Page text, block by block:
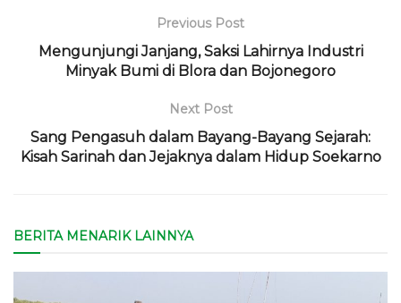
Previous Post
Mengunjungi Janjang, Saksi Lahirnya Industri
Minyak Bumi di Blora dan Bojonegoro
Next Post
Sang Pengasuh dalam Bayang-Bayang Sejarah:
Kisah Sarinah dan Jejaknya dalam Hidup Soekarno
BERITA MENARIK LAINNYA